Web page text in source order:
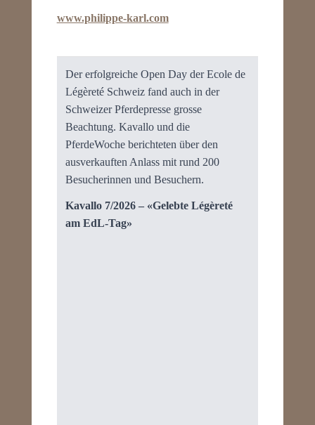
www.philippe-karl.com
Der erfolgreiche Open Day der Ecole de
Légèreté Schweiz fand auch in der
Schweizer Pferdepresse grosse
Beachtung. Kavallo und die
PferdeWoche berichteten über den
ausverkauften Anlass mit rund 200
Besucherinnen und Besuchern.
Kavallo 7/2026 – «Gelebte Légèreté
am EdL-Tag»